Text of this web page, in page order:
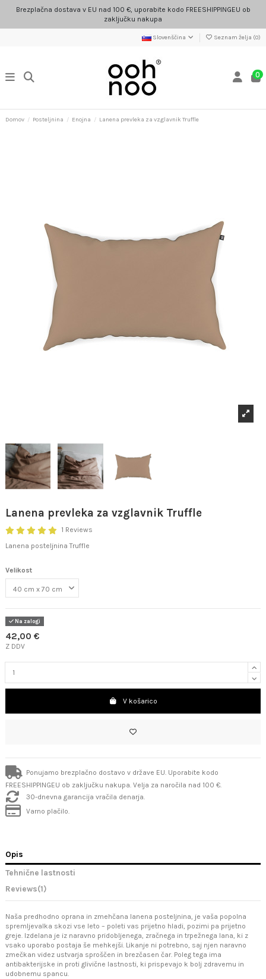
Brezplačna dostava v EU nad 100 €, uporabite kodo FREESHIPPINGEU ob
zaključku nakupa
Slovenščina Seznam želja (0)
0
Domov Posteljnina Enojna Lanena prevleka za vzglavnik Truffle
Lanena prevleka za vzglavnik Truffle
1 Reviews
Lanena posteljnina Truffle
Velikost
Na zalogi
42,00 €
Z DDV
V košarico
Ponujamo brezplačno dostavo v države EU. Uporabite kodo
FREESHIPPINGEU ob zaključku nakupa. Velja za naročila nad 100 €.
30-dnevna garancija vračila denarja.
Varno plačilo.
Opis
Tehnične lastnosti
Reviews(1)
Naša predhodno oprana in zmehčana lanena posteljnina, je vaša popolna
spremljevalka skozi vse leto – poleti vas prijetno hladi, pozimi pa prijetno
greje. Izdelana je iz naravno pridobljenega, zračnega in trpežnega lana, ki z
vsako uporabo postaja še mehkejši. Likanje ni potrebno, saj njen naravno
zmečkan videz ustvarja sproščen in brezčasen čar. Poleg tega ima
antibakterijske in proti glivične lastnosti, ki prispevajo k bolj zdravemu in
udobnemu spancu.